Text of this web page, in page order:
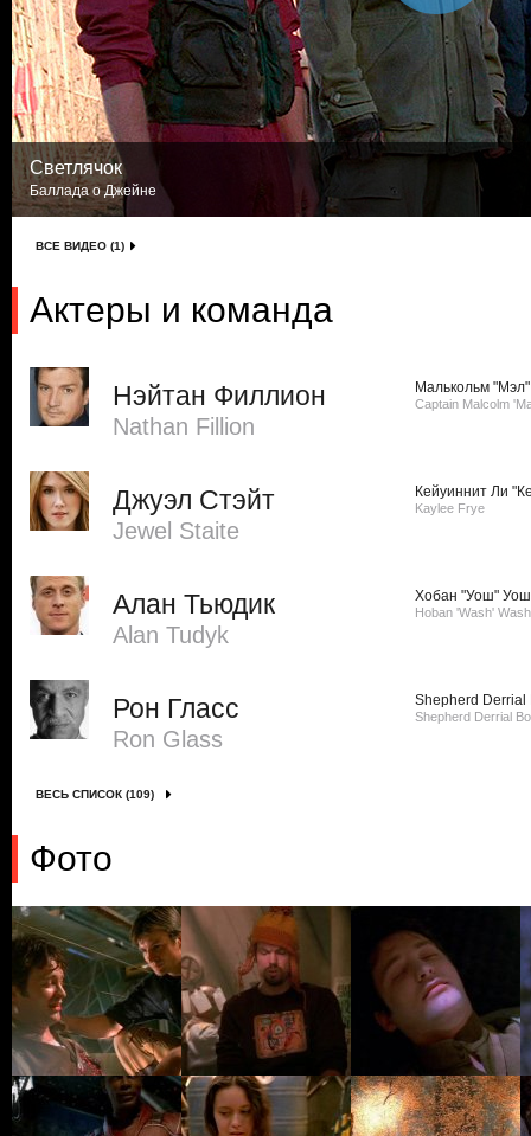
Светлячок
Баллада о Джейне
ВСЕ ВИДЕО (1)
Актеры и команда
Нэйтан Филлион
Nathan Fillion
Малькольм
Captain Malcolm
Джуэл Стэйт
Jewel Staite
Кейуиннит Ли
Kaylee Frye
Алан Тьюдик
Alan Tudyk
Хобан "Уош"
Hoban 'Wash'
Рон Гласс
Ron Glass
Shepherd Derrial
Shepherd Derrial
ВЕСЬ СПИСОК (109)
Фото